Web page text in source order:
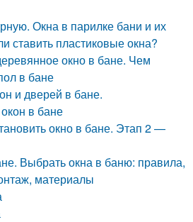
Окна в парилке бани и их
ставить пластиковые окна?
окно в бане. Чем
в бане
и дверей в бане.
в бане
окно в бане. Этап 2 —
Выбрать окна в баню: правила,
материалы